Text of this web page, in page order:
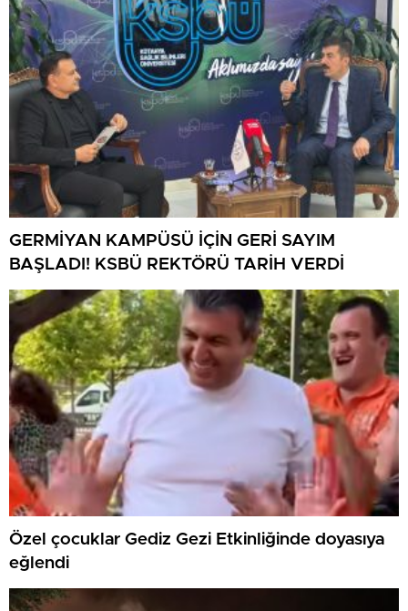
GERMİYAN KAMPÜSÜ İÇİN GERİ SAYIM
BAŞLADI! KSBÜ REKTÖRÜ TARİH VERDİ
Özel çocuklar Gediz Gezi Etkinliğinde doyasıya
eğlendi